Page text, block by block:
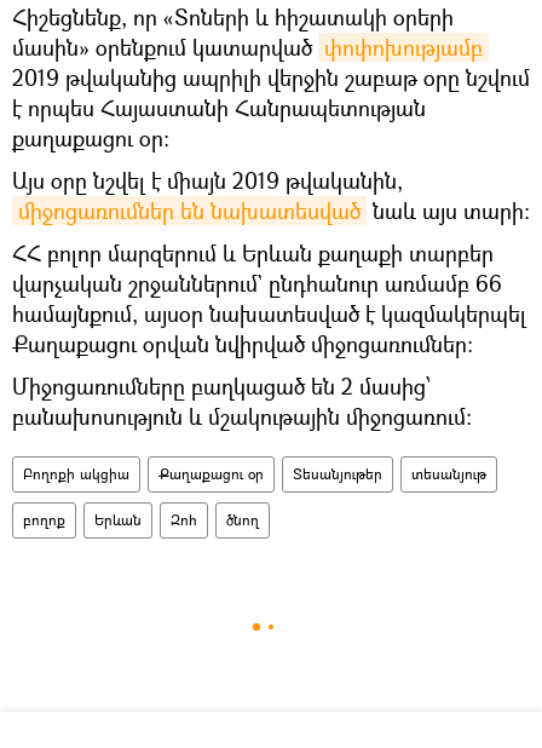
Հիշեցնենք, որ «Տոների և հիշատակի օրերի
մասին» օրենքում կատարված փոփոխությամբ
2019 թվականից ապրիլի վերջին շաբաթ օրը նշվում
է որպես Հայաստանի Հանրապետության
քաղաքացու օր։
Այս օրը նշվել է միայն 2019 թվականին,
միջոցառումներ են նախատեսված նաև այս տարի։
ՀՀ բոլոր մարզերում և Երևան քաղաքի տարբեր
վարչական շրջաններում` ընդհանուր առմամբ 66
համայնքում, այսօր նախատեսված է կազմակերպել
Քաղաքացու օրվան նվիրված միջոցառումներ։
Միջոցառումները բաղկացած են 2 մասից՝
բանախոսություն և մշակութային միջոցառում:
Բողոքի ակցիա Քաղաքացու օր Տեսանյութեր տեսանյութ
բողոք Երևան Զոհ ծնող